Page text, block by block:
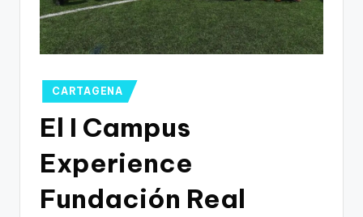
Publicado
en
CARTAGENA
El I Campus
Experience
Fundación Real